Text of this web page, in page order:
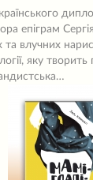
епіграм
та влучних
яку